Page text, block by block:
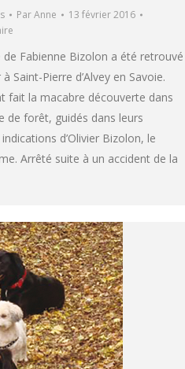
ParAnne
13 février 2016
de Fabienne Bizolon a été retrouvé
Saint-Pierre d’Alvey en Savoie.
fait la macabre découverte dans
de forêt, guidés dans leurs
d’Olivier Bizolon, le
Arrêté suite à un accident de la